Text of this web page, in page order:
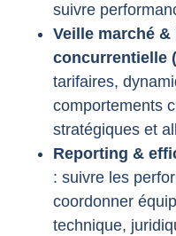
suivre
Veille marché
concurrentielle
tarifaires,
comportements
stratégiques et
Reporting &
: suivre les
coordonner
technique,